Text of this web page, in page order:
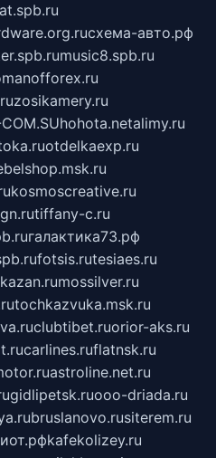
схема-авто.рф
music8.spb.ru
zosikamery.ru
hohota.netalimy.ru
otdelkaexp.ru
kosmoscreative.ru
tiffany-c.ru
галактика73.рф
fotsis.rutesiaes.ru
mossilver.ru
tochkazvuka.msk.ru
clubtibet.ruorior-aks.ru
carlines.ruflatnsk.ru
astroline.net.ru
gidlipetsk.ruooo-driada.ru
bruslanovo.rusiterem.ru
kafekolizey.ru